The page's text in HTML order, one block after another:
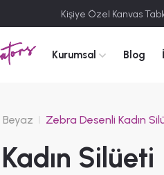
Kişiye Özel Kanvas
Kurumsal Blog
Zebra Desenli Kadın
Silüeti